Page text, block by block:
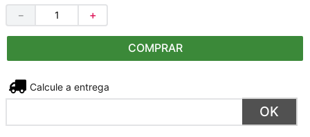
＋
－
COMPRAR
Não sei meu CEP